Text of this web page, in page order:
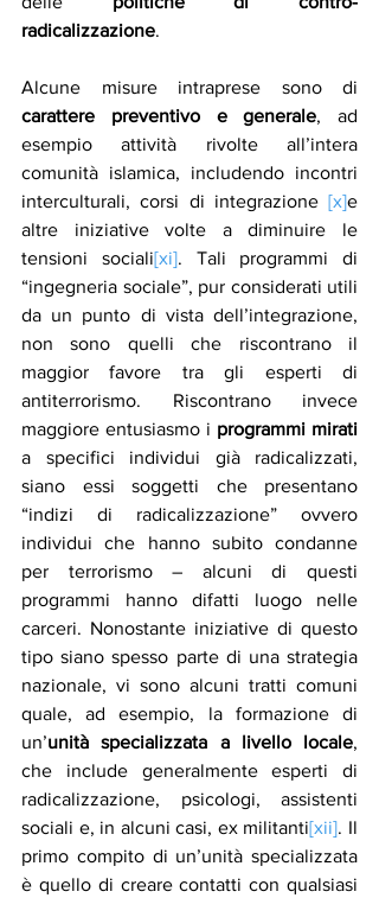
radicalizzazione.
carattere preventivo e generale, ad
esempio attività rivolte all’intera
comunità islamica, includendo incontri
interculturali, corsi di integrazione [x]e
altre iniziative volte a diminuire le
tensioni sociali[xi]. Tali programmi di
“ingegneria sociale”, pur considerati utili
da un punto di vista dell’integrazione,
non sono quelli che riscontrano il
maggior favore tra gli esperti di
antiterrorismo. Riscontrano invece
maggiore entusiasmo i programmi mirati
a specifici individui già radicalizzati,
siano essi soggetti che presentano
“indizi di radicalizzazione” ovvero
individui che hanno subito condanne
per terrorismo – alcuni di questi
programmi hanno difatti luogo nelle
carceri. Nonostante iniziative di questo
tipo siano spesso parte di una strategia
nazionale, vi sono alcuni tratti comuni
quale, ad esempio, la formazione di
un’unità specializzata a livello locale,
che include generalmente esperti di
radicalizzazione, psicologi, assistenti
sociali e, in alcuni casi, ex militanti[xii]. Il
primo compito di un’unità specializzata
è quello di creare contatti con qualsiasi